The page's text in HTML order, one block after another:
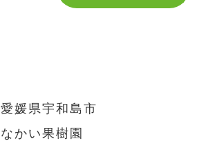
愛媛県宇和島市
なかい果樹園